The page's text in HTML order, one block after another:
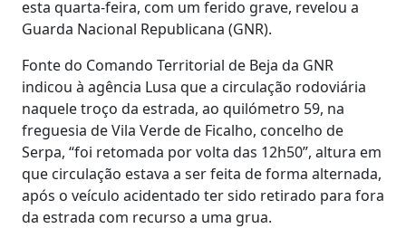
esta quarta-feira, com um ferido grave, revelou a
Guarda Nacional Republicana (GNR).
Fonte do Comando Territorial de Beja da GNR
indicou à agência Lusa que a circulação rodoviária
naquele troço da estrada, ao quilómetro 59, na
freguesia de Vila Verde de Ficalho, concelho de
Serpa, “foi retomada por volta das 12h50”, altura em
que circulação estava a ser feita de forma alternada,
após o veículo acidentado ter sido retirado para fora
da estrada com recurso a uma grua.